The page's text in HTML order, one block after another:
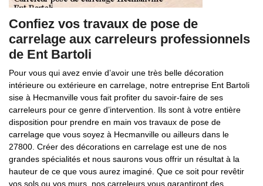
Confiez vos travaux de pose de
carrelage aux carreleurs professionnels
de Ent Bartoli
Pour vous qui avez envie d’avoir une très belle décoration
intérieure ou extérieure en carrelage, notre entreprise Ent Bartoli
sise à Hecmanville vous fait profiter du savoir-faire de ses
carreleurs pour ce genre d’intervention. Ils sont à votre entière
disposition pour prendre en main vos travaux de pose de
carrelage que vous soyez à Hecmanville ou ailleurs dans le
27800. Créer des décorations en carrelage est une de nos
grandes spécialités et nous saurons vous offrir un résultat à la
hauteur de ce que vous aurez imaginé. Que ce soit pour revêtir
vos sols ou vos murs, nos carreleurs vous garantiront des